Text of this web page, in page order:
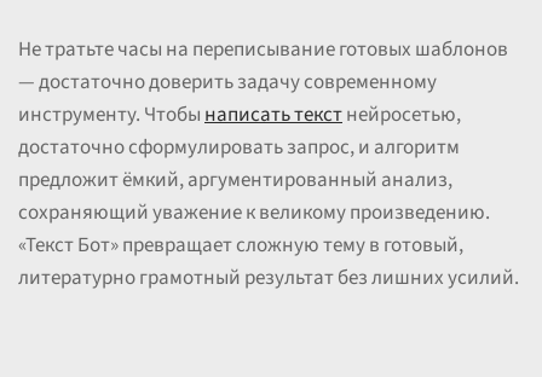
Не тратьте часы на переписывание готовых шаблонов
— достаточно доверить задачу современному
инструменту. Чтобынаписать текстнейросетью,
достаточно сформулировать запрос, и алгоритм
предложит ёмкий, аргументированный анализ,
сохраняющий уважение к великому произведению.
«Текст Бот» превращает сложную тему в готовый,
литературно грамотный результат без лишних усилий.